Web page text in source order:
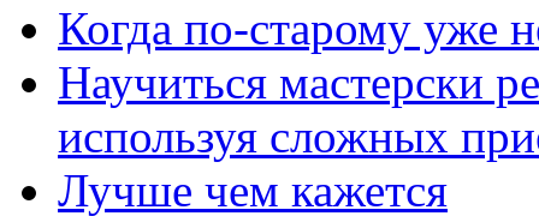
Когда по-старому уже
Научиться мастерски
используя сложных
Лучше чем кажется